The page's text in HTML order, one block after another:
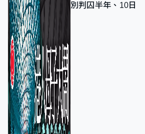
別判囚半年、10日